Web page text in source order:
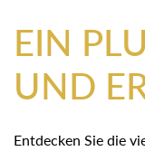
EIN
UND
Entdecken Sie die